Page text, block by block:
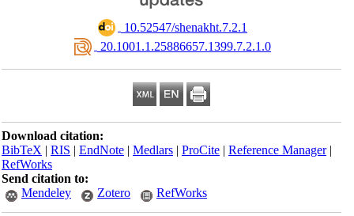
‎ 10.52547/shenakht.7.2.1
‎ 20.1001.1.25886657.1399.7.2.1.0
Download citation:
BibTeX|RIS|EndNote|Medlars|ProCite|Reference Manager
RefWorks
Send citation to:
Mendeley
Zotero RefWorks